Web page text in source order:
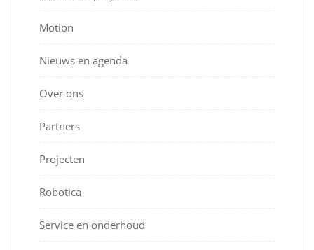
Motion
Nieuws en agenda
Over ons
Partners
Projecten
Robotica
Service en onderhoud